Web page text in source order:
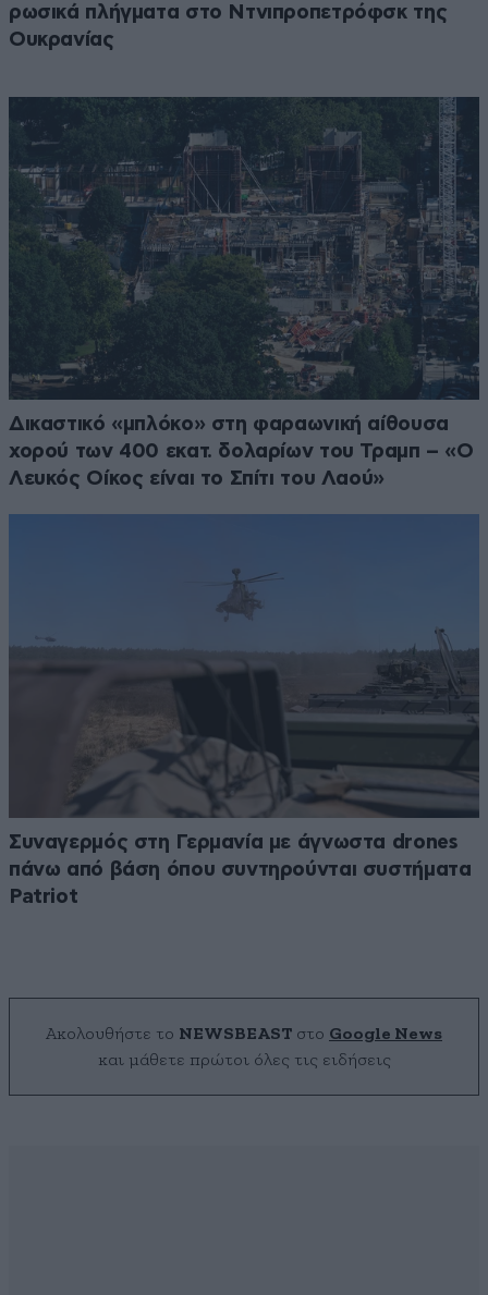
ρωσικά πλήγματα στο Ντνιπροπετρόφσκ της
Ουκρανίας
Δικαστικό «μπλόκο» στη φαραωνική αίθουσα
χορού των 400 εκατ. δολαρίων του Τραμπ – «Ο
Λευκός Οίκος είναι το Σπίτι του Λαού»
Συναγερμός στη Γερμανία με άγνωστα drones
πάνω από βάση όπου συντηρούνται συστήματα
Patriot
Ακολουθήστε το NEWSBEAST στο Google News
και μάθετε πρώτοι όλες τις ειδήσεις